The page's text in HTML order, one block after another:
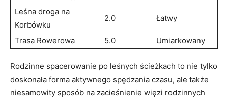
Leśna droga na
Korbówku
2.0 Łatwy
Trasa Rowerowa 5.0 Umiarkowany
Rodzinne spacerowanie po leśnych ścieżkach to nie tylko
doskonała forma aktywnego spędzania czasu, ale także
niesamowity sposób na zacieśnienie więzi rodzinnych